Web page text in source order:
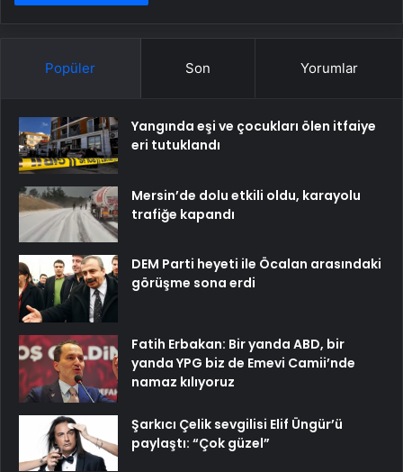
Popüler Son Yorumlar
Yangında eşi ve çocukları ölen itfaiye
eri tutuklandı
Mersin’de dolu etkili oldu, karayolu
trafiğe kapandı
DEM Parti heyeti ile Öcalan arasındaki
görüşme sona erdi
Fatih Erbakan: Bir yanda ABD, bir
yanda YPG biz de Emevi Camii’nde
namaz kılıyoruz
Şarkıcı Çelik sevgilisi Elif Üngür’ü
paylaştı: “Çok güzel”